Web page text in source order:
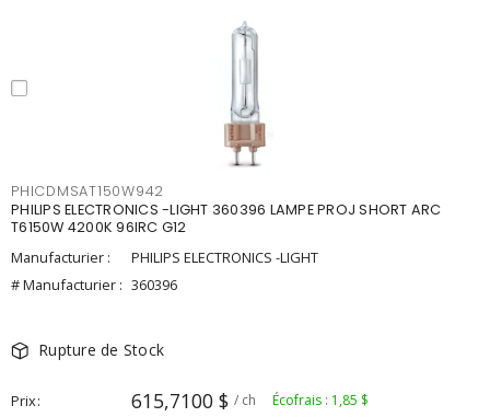
PHICDMSAT150W942
PHILIPS ELECTRONICS -LIGHT 360396 LAMPE PROJ SHORT ARC
T6150W 4200K 96IRC G12
Manufacturier :
PHILIPS ELECTRONICS -LIGHT
# Manufacturier : 360396
Rupture de Stock
Prix 615,7100 $ / ch Écofrais : 1,85 $